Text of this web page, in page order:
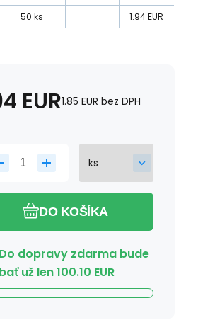
50 ks 1.94EUR
EUR1.85 EUR bez DPH
DO KOŠÍKA
Do dopravy zdarma bude
už len100.10 EUR